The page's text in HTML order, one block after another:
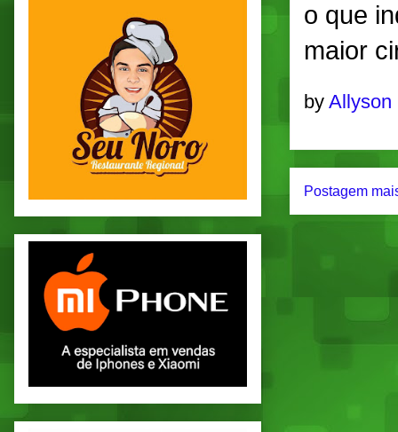
o que
maior
by
Postagem